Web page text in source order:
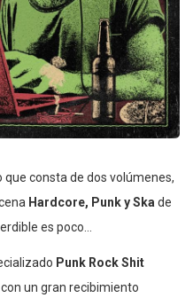
consta de dos volúmenes,
Hardcore, Punk y Ska de
es poco…
Punk Rock Shit
un gran recibimiento